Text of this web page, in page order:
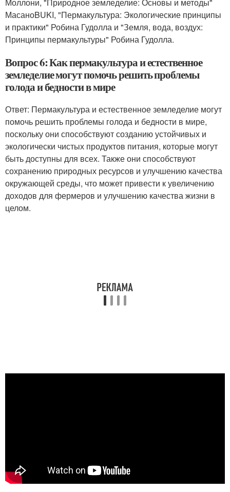
МасаноBUKI, "Пермакультура: Экологические принципы
и практики" Робина Гудолла и "Земля, вода, воздух:
Принципы пермакультуры" Робина Гудолла.
Вопрос 6: Как пермакультура и естественное
земледелие могут помочь решить проблемы
голода и бедности в мире
Ответ: Пермакультура и естественное земледелие могут
помочь решить проблемы голода и бедности в мире,
поскольку они способствуют созданию устойчивых и
экологически чистых продуктов питания, которые могут
быть доступны для всех. Также они способствуют
сохранению природных ресурсов и улучшению качества
окружающей среды, что может привести к увеличению
доходов для фермеров и улучшению качества жизни в
целом.